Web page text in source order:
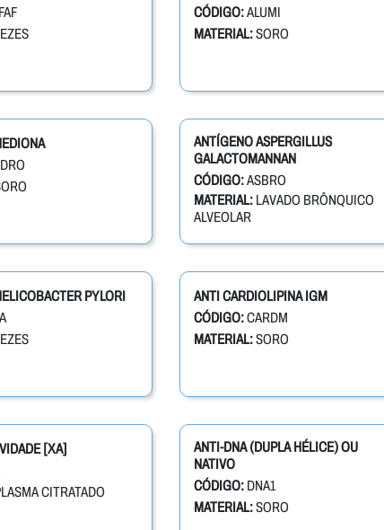
CÓDIGO:ALUMI
MATERIAL:SORO
ANTÍGENO ASPERGILLUS
GALACTOMANNAN
CÓDIGO:ASBRO
MATERIAL: LAVADO BRÔNQUICO
ALVEOLAR
PYLORI
ANTI CARDIOLIPINA IGM
CÓDIGO:CARDM
MATERIAL:SORO
[XA]
CITRATADO
ANTI-DNA (DUPLA HÉLICE) OU
NATIVO
CÓDIGO: DNA1
MATERIAL:SORO